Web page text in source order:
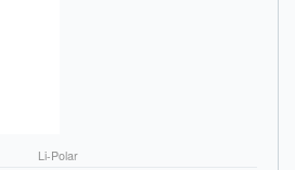
Li-Polar